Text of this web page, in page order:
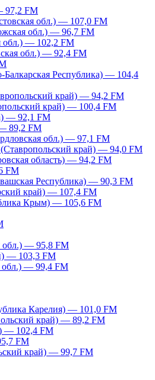
97,2 FM
обл.) — 107,0 FM
обл.) — 96,7 FM
обл.) — 102,2 FM
обл.) — 92,4 FM
Балкарская Республика) — 104,4
край) — 94,2 FM
край) — 100,4 FM
— 92,1 FM
89,2 FM
обл.) — 97,1 FM
край) — 94,0 FM
область) — 94,2 FM
FM
Республика) — 90,3 FM
край) — 107,4 FM
Крым) — 105,6 FM
обл.) — 95,8 FM
— 103,3 FM
обл.) — 99,4 FM
Карелия) — 101,0 FM
край) — 89,2 FM
— 102,4 FM
FM
край) — 99,7 FM